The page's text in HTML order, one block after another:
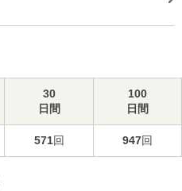
30
日間
100
日間
571回 947回